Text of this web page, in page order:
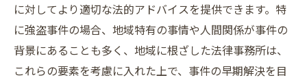
に対してより適切な法的アドバイスを提供できます。特
に強盗事件の場合、地域特有の事情や人間関係が事件の
背景にあることも多く、地域に根ざした法律事務所は、
これらの要素を考慮に入れた上で、事件の早期解決を目